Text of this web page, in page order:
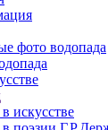
фото водопада
искусстве